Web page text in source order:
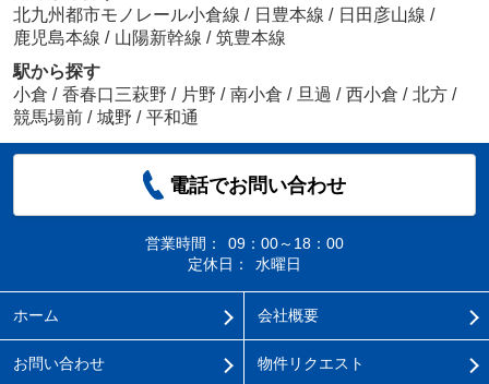
北九州都市モノレール小倉線 / 日豊本線 / 日田彦山線 /
鹿児島本線 / 山陽新幹線 / 筑豊本線
駅から探す
小倉 / 香春口三萩野 / 片野 / 南小倉 / 旦過 / 西小倉 / 北方 /
競馬場前 / 城野 / 平和通
電話でお問い合わせ
営業時間：
09：00～18：00
定休日：
水曜日
ホーム 会社概要
お問い合わせ 物件リクエスト